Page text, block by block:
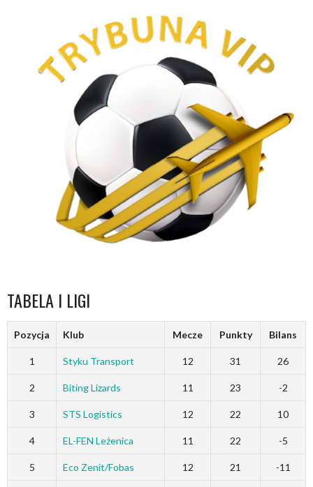
TABELA I LIGI
Pozycja Klub Mecze Punkty Bilans
1 Styku Transport 12 31 26
2 Biting Lizards 11 23 -2
3 STS Logistics 12 22 10
4 EL-FEN Leżenica 11 22 -5
5 Eco Zenit/Fobas 12 21 -11